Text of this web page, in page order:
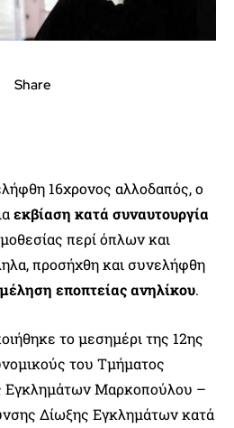
Share
16χρονος αλλοδαπός, ο
εκβίαση κατά συναυτουργία
περί όπλων και
προσήχθη και συνελήφθη
εποπτείας ανηλίκου.
το μεσημέρι της 12ης
του Τμήματος
Εγκλημάτων Μαρκοπούλου –
Δίωξης Εγκλημάτων κατά